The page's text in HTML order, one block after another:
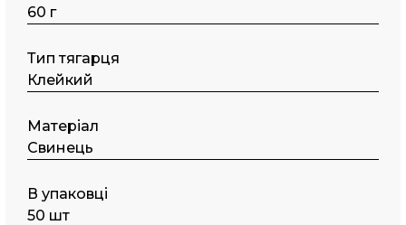
60 г
Тип тягарця
Клейкий
Матеріал
Свинець
В упаковці
50 шт